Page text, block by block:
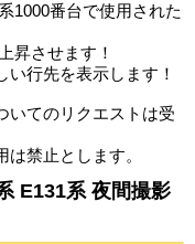
番台で使用された
させます！
行先を表示します！
いてのリクエストは受
禁止とします。
E131系 夜間撮影